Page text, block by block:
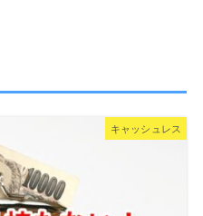
キャッシュレス